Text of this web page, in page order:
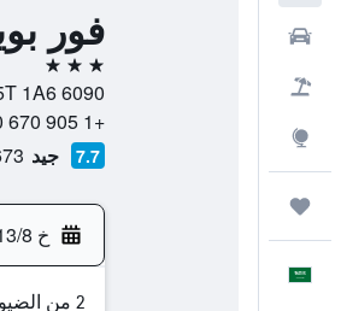
فور
3 نجوم
6090 Dixie Road, L5T 1A6, ميسيساوغا, أونتاريو, كندا
+1 905 670 0050
7.7 جيد 673 من التقييمات
خ 13/8
2 من الضيوف، غرفة واحدة